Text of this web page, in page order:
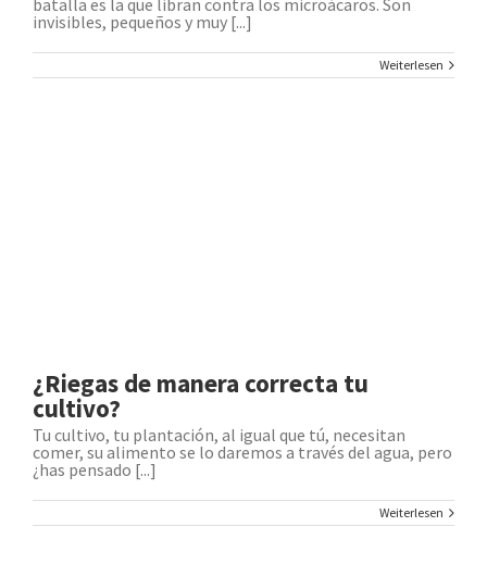
invisibles, pequeños y muy [...]
Weiterlesen
¿Riegas de manera correcta tu
cultivo?
Tu cultivo, tu plantación, al igual que tú, necesitan
comer, su alimento se lo daremos a través del agua, pero
¿has pensado [...]
Weiterlesen